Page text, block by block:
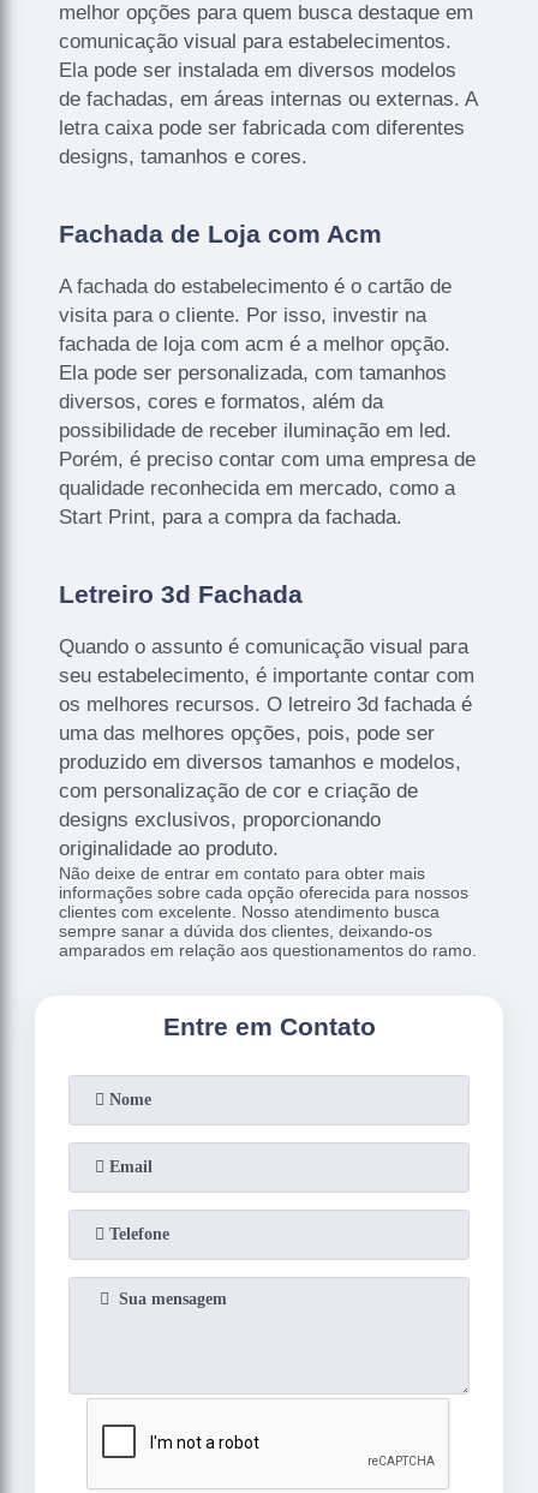
melhor opções para quem busca destaque em
comunicação visual para estabelecimentos.
Ela pode ser instalada em diversos modelos
de fachadas, em áreas internas ou externas. A
letra caixa pode ser fabricada com diferentes
designs, tamanhos e cores.
Fachada de Loja com Acm
A fachada do estabelecimento é o cartão de
visita para o cliente. Por isso, investir na
fachada de loja com acm é a melhor opção.
Ela pode ser personalizada, com tamanhos
diversos, cores e formatos, além da
possibilidade de receber iluminação em led.
Porém, é preciso contar com uma empresa de
qualidade reconhecida em mercado, como a
Start Print, para a compra da fachada.
Letreiro 3d Fachada
Quando o assunto é comunicação visual para
seu estabelecimento, é importante contar com
os melhores recursos. O letreiro 3d fachada é
uma das melhores opções, pois, pode ser
produzido em diversos tamanhos e modelos,
com personalização de cor e criação de
designs exclusivos, proporcionando
originalidade ao produto.
Não deixe de entrar em contato para obter mais
informações sobre cada opção oferecida para nossos
clientes com excelente. Nosso atendimento busca
sempre sanar a dúvida dos clientes, deixando-os
amparados em relação aos questionamentos do ramo.
Entre em Contato